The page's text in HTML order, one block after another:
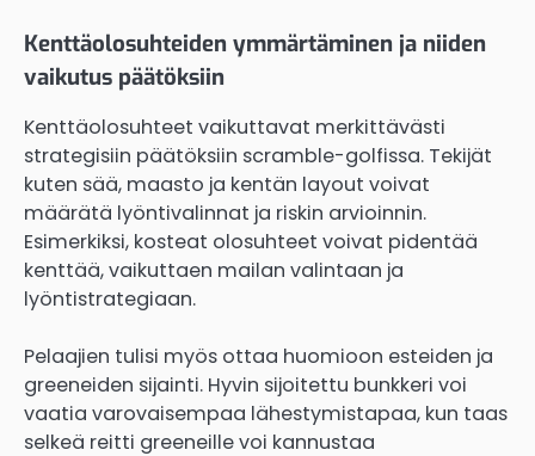
Kenttäolosuhteiden ymmärtäminen ja niiden
vaikutus päätöksiin
Kenttäolosuhteet vaikuttavat merkittävästi
strategisiin päätöksiin scramble-golfissa. Tekijät
kuten sää, maasto ja kentän layout voivat
määrätä lyöntivalinnat ja riskin arvioinnin.
Esimerkiksi, kosteat olosuhteet voivat pidentää
kenttää, vaikuttaen mailan valintaan ja
lyöntistrategiaan.
Pelaajien tulisi myös ottaa huomioon esteiden ja
greeneiden sijainti. Hyvin sijoitettu bunkkeri voi
vaatia varovaisempaa lähestymistapaa, kun taas
selkeä reitti greeneille voi kannustaa